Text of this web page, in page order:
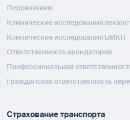
Перевозчики
Клинические исследования
Клинические исследования БМКП
Ответственность арендаторов
Профессиональная
Гражданская ответственность
Страхование транспорта